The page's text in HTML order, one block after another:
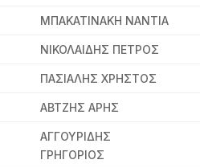
ΜΠΑΚΑΤΙΝΑΚΗ ΝΑΝΤΙΑ
ΝΙΚΟΛΑΙΔΗΣ ΠΕΤΡΟΣ
ΠΑΣΙΑΛΗΣ ΧΡΗΣΤΟΣ
ΑΒΤΖΗΣ ΑΡΗΣ
ΑΓΓΟΥΡΙΔΗΣ
ΓΡΗΓΟΡΙΟΣ